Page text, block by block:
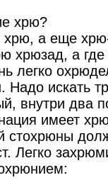
хрю?
хрю, а еще
хрюзад, а
легко
Надо искать
внутри два
имеет
стохрюны
Легко